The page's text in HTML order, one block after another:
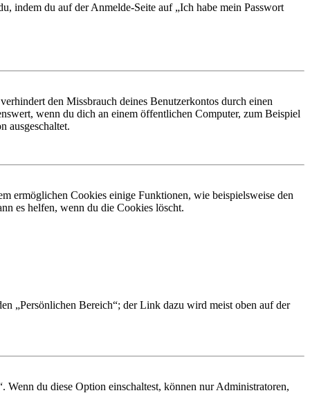
indem du auf der Anmelde-Seite auf „Ich habe mein Passwort
den Missbrauch deines Benutzerkontos durch einen
wenn du dich an einem öffentlichen Computer, zum Beispiel
ausgeschaltet.
ermöglichen Cookies einige Funktionen, wie beispielsweise den
es helfen, wenn du die Cookies löscht.
„Persönlichen Bereich“; der Link dazu wird meist oben auf der
du diese Option einschaltest, können nur Administratoren,